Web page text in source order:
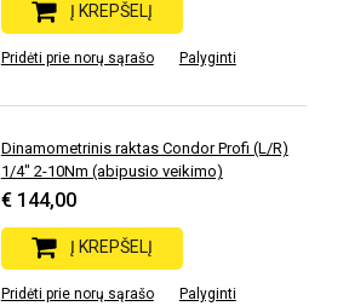
Į KREPŠELĮ
Pridėti prie norų sąrašo Palyginti
Dinamometrinis raktas Condor Profi (L/R)
1/4" 2-10Nm (abipusio veikimo)
€ 144,00
Į KREPŠELĮ
Pridėti prie norų sąrašo Palyginti